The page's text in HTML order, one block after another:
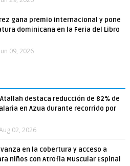
gana premio internacional y pone
dominicana en la Feria del Libro
Jun 09, 2026
destaca reducción de 82% de
en Azua durante recorrido por
02, 2026
en la cobertura y acceso a
niños con Atrofia Muscular Espinal